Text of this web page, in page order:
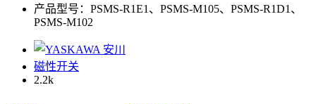
产品型号：PSMS-R1E1、PSMS-M105、PSMS-R1D1、
PSMS-M102
磁性开关
2.2k